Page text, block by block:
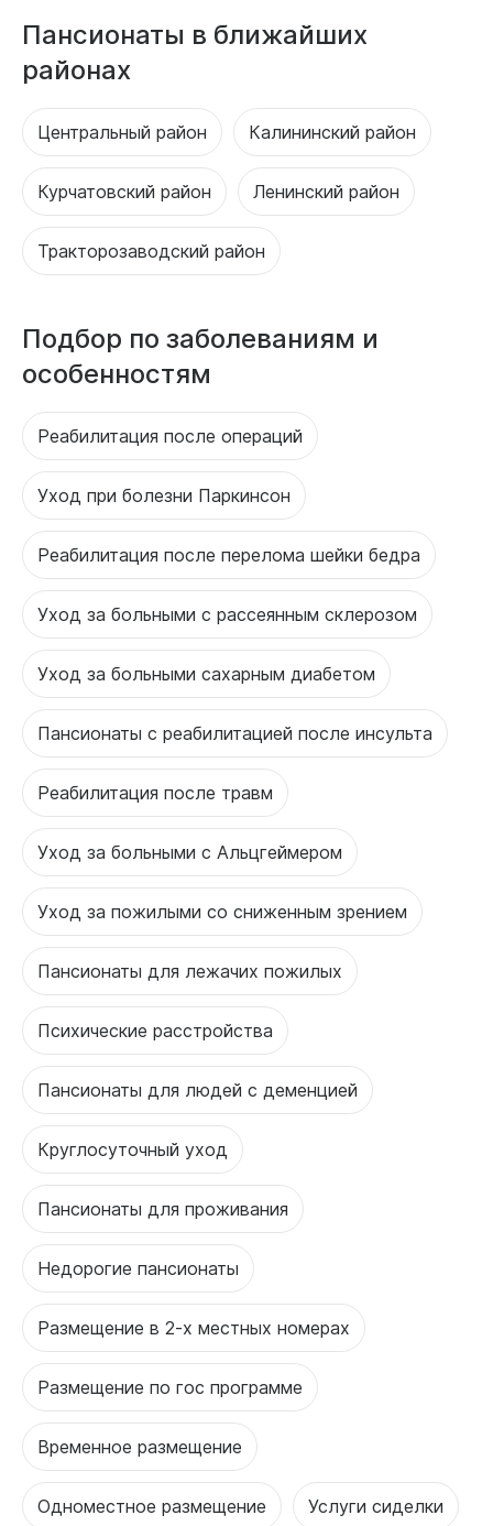
Пансионаты в ближайших
районах
Центральный район Калининский район
Курчатовский район Ленинский район
Тракторозаводский район
Подбор по заболеваниям и
особенностям
Реабилитация после операций
Уход при болезни Паркинсон
Реабилитация после перелома шейки бедра
Уход за больными с рассеянным склерозом
Уход за больными сахарным диабетом
Пансионаты с реабилитацией после инсульта
Реабилитация после травм
Уход за больными с Альцгеймером
Уход за пожилыми со сниженным зрением
Пансионаты для лежачих пожилых
Психические расстройства
Пансионаты для людей с деменцией
Круглосуточный уход
Пансионаты для проживания
Недорогие пансионаты
Размещение в 2-х местных номерах
Размещение по гос программе
Временное размещение
Одноместное размещение Услуги сиделки